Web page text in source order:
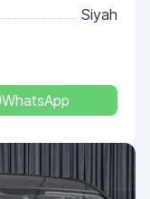
Siyah
WhatsApp